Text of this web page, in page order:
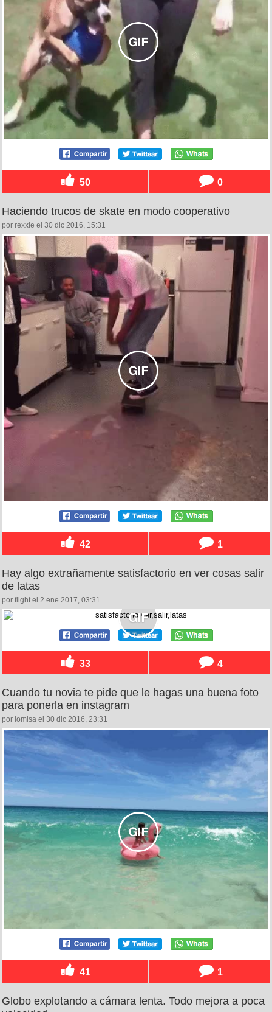
50 0
Haciendo trucos de skate en modo cooperativo
por rexxie el 30 dic 2016, 15:31
42 1
Hay algo extrañamente satisfactorio en ver cosas salir
de latas
por flight el 2 ene 2017, 03:31
33 4
Cuando tu novia te pide que le hagas una buena foto
para ponerla en instagram
por lomisa el 30 dic 2016, 23:31
41 1
Globo explotando a cámara lenta. Todo mejora a poca